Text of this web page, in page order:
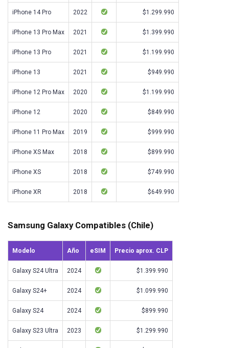
iPhone 14 Pro 2022 $1.299.990
iPhone 13 Pro Max 2021 $1.399.990
iPhone 13 Pro 2021 $1.199.990
iPhone 13 2021 $949.990
iPhone 12 Pro Max 2020 $1.199.990
iPhone 12 2020 $849.990
iPhone 11 Pro Max 2019 $999.990
iPhone XS Max 2018 $899.990
iPhone XS 2018 $749.990
iPhone XR 2018 $649.990
Samsung Galaxy Compatibles (Chile)
Modelo Año eSIM Precio aprox. CLP
Galaxy S24 Ultra 2024 $1.399.990
Galaxy S24+ 2024 $1.099.990
Galaxy S24 2024 $899.990
Galaxy S23 Ultra 2023 $1.299.990